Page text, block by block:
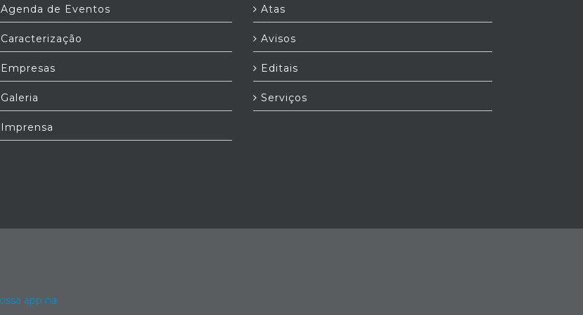
Agenda de Eventos
Caracterização
Empresas
Galeria
Imprensa
Atas
Avisos
Editais
Serviços